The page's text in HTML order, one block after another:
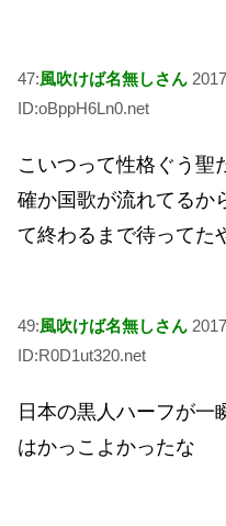
47:風吹けば名無しさん
ID:oBppH6Ln0.net
こいつって性格ぐう聖
確か国歌が流れてるか
て終わるまで待ってた
49:風吹けば名無しさん
ID:R0D1ut320.net
日本の黒人ハーフが一
はかっこよかったな